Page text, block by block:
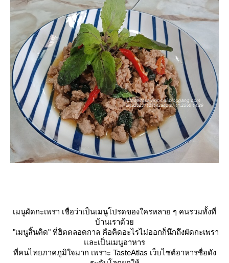
เมนูผัดกะเพรา เชื่อว่าเป็นเมนูโปรดของใครหลาย ๆ คนรวมทั้งที่
บ้านเราด้ว
"เมนูสิ้นคิด" ที่ฮิตตลอดกาล คือคิดอะไรไม่ออกก็นึกถึงผัดกะเพรา
ละเป็นเมนูอาหาร
ที่คนไทยภาคภูมิใจมาก เพราะ TasteAtlas เว็บไซต์อาหารชื่อดัง